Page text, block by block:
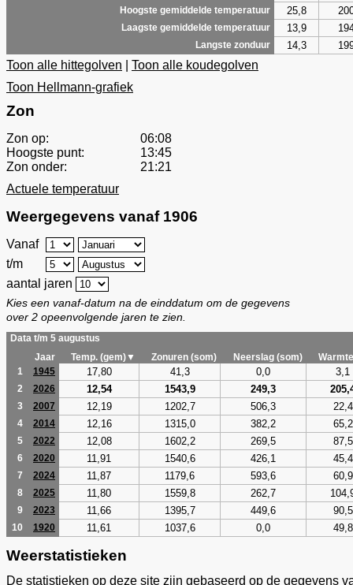
Hoogste gemiddelde temperatuur 25,8
Laagste gemiddelde temperatuur 13,9
Langste zonduur 14,3
Toon alle hittegolven
Toon alle koudegolven
Toon Hellmann-grafiek
Zon
Zon op:
06:08
Hoogste punt:
13:45
Zon onder:
21:21
Actuele temperatuur
Weergegevens vanaf 1906
Vanaf
t/m
aantal jaren
Kies een vanaf-datum na de einddatum om de gegevens
over 2 opeenvolgende jaren te zien.
Data t/m 5 augustus
Jaar
Temp. (gem)▼ Zonuren (som) Neerslag (som)
1
1945 17,80 41,3 0,0 3,1
2 2026 12,54 1543,9 249,3
3 2007 12,19 1202,7 506,3 22,4
4 2014 12,16 1315,0 382,2 65,2
5 2022 12,08 1602,2 269,5 87,5
6 2020 11,91 1540,6 426,1 45,4
7 2024 11,87 1179,6 593,6 60,9
8 2025 11,80 1559,8 262,7
9 2023 11,66 1395,7 449,6 90,5
10 1920 11,61 1037,6 0,0 49,8
Weerstatistieken
De statistieken op deze site zijn gebaseerd op de gegevens